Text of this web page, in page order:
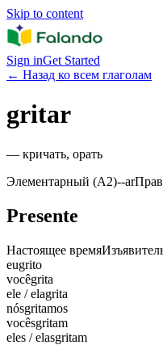
Skip to content
Sign inGet Started
← Назад ко всем глаголам
gritar
— кричать, орать
Элементарный (A2)--ar
Presente
Настоящее время
eugrito
vocêgrita
ele / elagrita
nósgritamos
vocêsgritam
eles / elasgritam